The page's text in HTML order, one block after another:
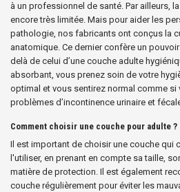
à un professionnel de santé. Par ailleurs,
encore très limitée. Mais pour aider les
pathologie, nos fabricants ont conçus la
anatomique. Ce dernier confère un
delà de celui d’une couche adulte
absorbant, vous prenez soin de votre
optimal et vous sentirez normal comme si
problèmes d’incontinence urinaire et
Comment choisir une couche pour adulte ?
Il est important de choisir une couche qui
l'utiliser, en prenant en compte sa taille,
matière de protection. Il est également
couche régulièrement pour éviter les